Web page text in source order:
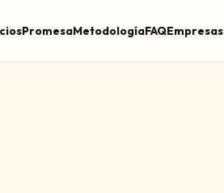
PromesaMetodologíaFAQEmpresas